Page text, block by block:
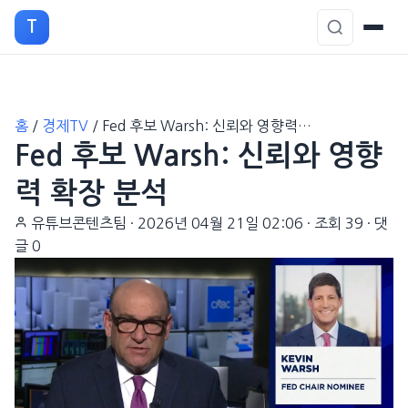
T
홈 / 경제TV / Fed 후보 Warsh: 신뢰와 영향력…
Fed 후보 Warsh: 신뢰와 영향
력 확장 분석
유튜브콘텐츠팀 · 2026년 04월 21일 02:06 · 조회 39 · 댓
글 0